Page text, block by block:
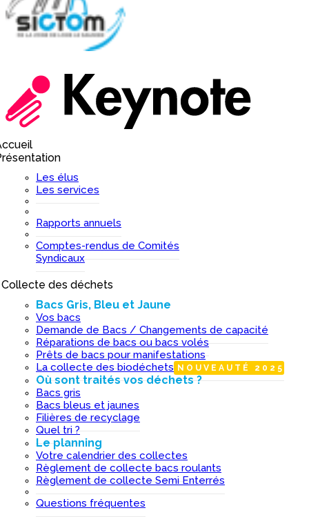
Les élus
Les services
Rapports annuels
Comptes-rendus de Comités
Syndicaux
Collecte des déchets
Bacs Gris, Bleu et Jaune
Vos bacs
Demande de Bacs / Changements de capacité
Réparations de bacs ou bacs volés
Prêts de bacs pour manifestations
La collecte des biodéchets NOUVEAUTÉ 2025
Où sont traités vos déchets ?
Bacs gris
Bacs bleus et jaunes
Filières de recyclage
Quel tri ?
Le planning
Votre calendrier des collectes
Règlement de collecte bacs roulants
Règlement de collecte Semi Enterrés
Questions fréquentes